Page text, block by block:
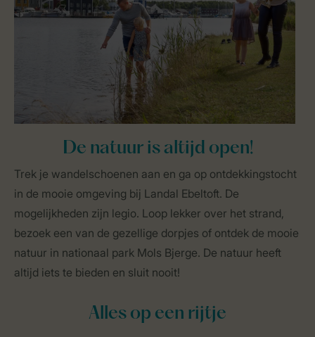
De natuur is altijd open!
Trek je wandelschoenen aan en ga op ontdekkingstocht
in de mooie omgeving bij Landal Ebeltoft. De
mogelijkheden zijn legio. Loop lekker over het strand,
bezoek een van de gezellige dorpjes of ontdek de mooie
natuur in nationaal park Mols Bjerge. De natuur heeft
altijd iets te bieden en sluit nooit!
Alles op een rijtje